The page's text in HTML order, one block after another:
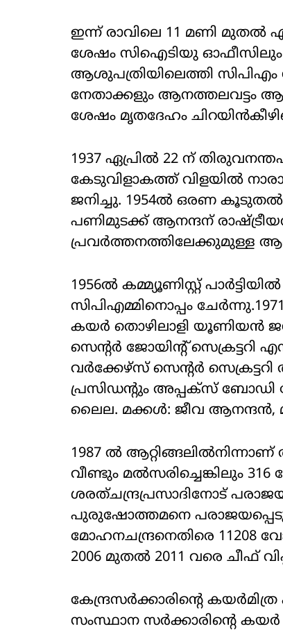
ഇന്ന് രാവിലെ 11 മണി മുതല്‍
ശേഷം സിഐടിയു
ആശുപത്രിയിലെത്തി സിപിഎം
നേതാക്കളും ആനത്തലവട്ടം
ശേഷം മൃതദേഹം
1937 ഏപ്രില്‍ 22 ന്
കേടുവിളാകത്ത് വിളയില്‍
ജനിച്ചു. 1954ല്‍ ഒരണ കൂടുതല്‍
പണിമുടക്ക് ആനന്ദന്
പ്രവര്‍ത്തനത്തിലേക്കുമുള്ള
1956ല്‍ കമ്മ്യൂണിസ്റ്റ്
സിപിഎമ്മിനൊപ്പം
കയര്‍ തൊഴിലാളി യൂണിയന്‍
സെന്റര്‍ ജോയിന്റ് സെക്രട്ടറി
വര്‍ക്കേഴ്സ് സെന്റര്‍
പ്രസിഡന്റും അപ്പക്‌സ്
ലൈല. മക്കള്‍: ജീവ
1987 ല്‍
വീണ്ടും മല്‍സരിച്ചെങ്കിലും
ശരത്ചന്ദ്രപ്രസാദിനോട്
പുരുഷോത്തമനെ
മോഹനചന്ദ്രനെതിരെ 11208
2006 മുതല്‍ 2011 വരെ ചീഫ്
കേന്ദ്രസര്‍ക്കാരിന്റെ
സംസ്ഥാന സര്‍ക്കാരിന്റെ